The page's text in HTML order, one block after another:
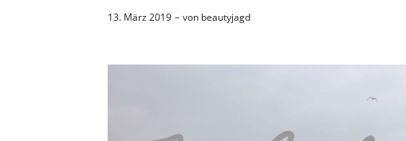
13. März 2019 von beautyjagd